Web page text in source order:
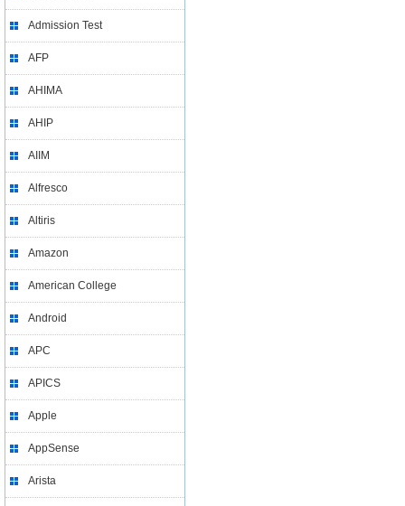
Admission Test
AFP
AHIMA
AHIP
AIIM
Alfresco
Altiris
Amazon
American College
Android
APC
APICS
Apple
AppSense
Arista